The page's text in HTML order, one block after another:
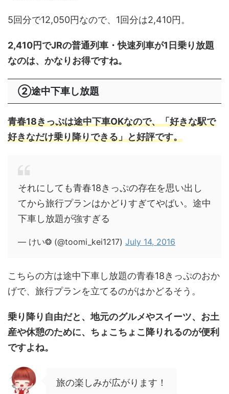
5回分で12,050円なので、1回分は2,410円。
2,410円でJRの普通列車・快速列車が1日乗り放題
なのは、かなりお得ですね。
②途中下車し放題
青春18きっぷは途中下車OKなので、「好きな駅で
好きなだけ乗り降りできる」と好評です。
それにしても青春18きっぷの存在を思い出し
てから旅行プランはかどりすぎてやばい。途中
下車し放題が強すぎる
— けい❂ (@toomi_kei1217) July 14, 2016
こちらの方は途中下車し放題の青春18きっぷのおか
げで、旅行プランを立てるのがはかどるそう。
乗り降り自由だと、地元のグルメやスイーツ、お土
産や休憩のために、ちょこちょこ降りれるのが便利
ですよね。
旅の楽しみが広がります！